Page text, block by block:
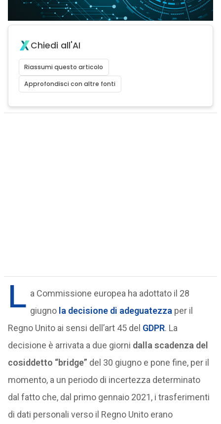
Chiedi all'AI
Riassumi questo articolo
Approfondisci con altre fonti
L a Commissione europea ha adottato il 28
giugnola decisione di adeguatezza per il
Regno Unito ai sensi dell’art 45 del GDPR. La
decisione è arrivata a due giorni dalla scadenza del
cosiddetto “bridge” del 30 giugno e pone fine, per il
momento, a un periodo di incertezza determinato
dal fatto che, dal primo gennaio 2021, i trasferimenti
di dati personali verso il Regno Unito erano